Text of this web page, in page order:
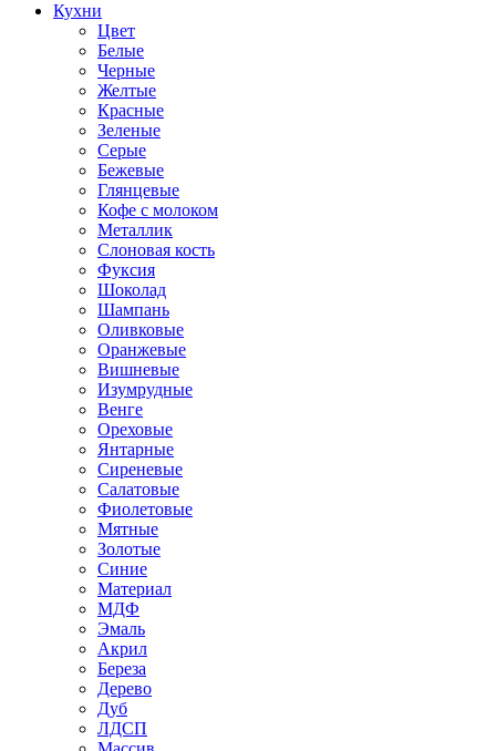
Кухни
Цвет
Белые
Черные
Желтые
Красные
Зеленые
Серые
Бежевые
Глянцевые
Кофе с молоком
Металлик
Слоновая кость
Фуксия
Шоколад
Шампань
Оливковые
Оранжевые
Вишневые
Изумрудные
Венге
Ореховые
Янтарные
Сиреневые
Салатовые
Фиолетовые
Мятные
Золотые
Синие
Материал
МДФ
Эмаль
Акрил
Береза
Дерево
Дуб
ЛДСП